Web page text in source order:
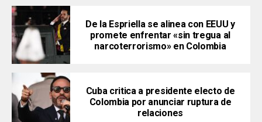
De la Espriella se alinea con EEUU y
promete enfrentar «sin tregua al
narcoterrorismo» en Colombia
Cuba critica a presidente electo de
Colombia por anunciar ruptura de
relaciones